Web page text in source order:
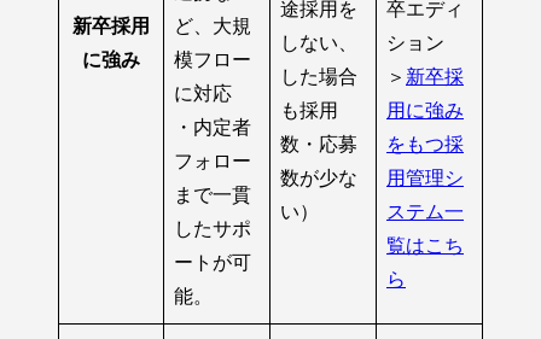
新卒採用
に強み
ど、大規
模フロー
に対応
・内定者
フォロー
まで一貫
したサポ
ートが可
能。
途採用を
しない、
した場合
も採用
数・応募
数が少な
い）
卒エディ
ション
＞ 新卒採
用に強み
をもつ採
用管理シ
ステム一
覧はこち
ら